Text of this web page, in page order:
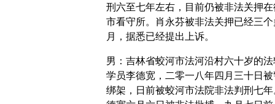
刑六至七年左右，目前仍被非法关押在
市看守所。肖永芬被非法关押已经三个
月，据悉已经提出上诉。
男：吉林省蛟河市法河沿村六十岁的法
学员李德宽，二零一八年四月三十日被
绑架，日前被蛟河市法院非法判刑七年